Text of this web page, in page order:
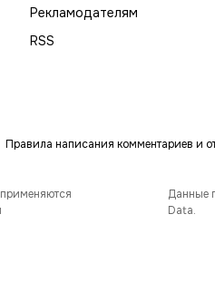
Рекламодателям
RSS
Правила написания комментариев и
Данные
Data.